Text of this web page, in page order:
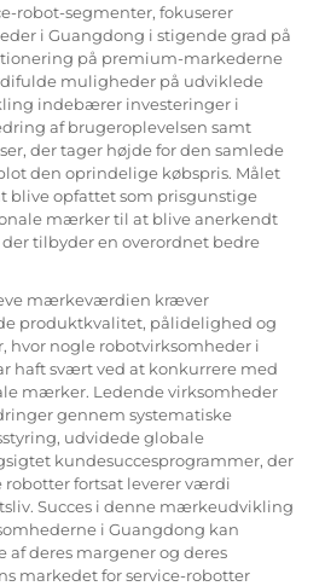
robot-segmenter, fokuserer
i Guangdong i stigende grad på
på premium-markederne
muligheder på udviklede
indebærer investeringer i
af brugeroplevelsen samt
der tager højde for den samlede
den oprindelige købspris. Målet
blive opfattet som prisgunstige
mærker til at blive anerkendt
tilbyder en overordnet bedre
mærkeværdien kræver
produktkvalitet, pålidelighed og
hvor nogle robotvirksomheder i
haft svært ved at konkurrere med
mærker. Ledende virksomheder
gennem systematiske
udvidede globale
kundesuccesprogrammer, der
robotter fortsat leverer værdi
Succes i denne mærkeudvikling
i Guangdong kan
af deres margener og deres
markedet for service-robotter